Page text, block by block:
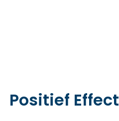
Positief Effect